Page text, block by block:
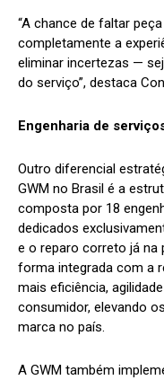
“A chance de faltar
completamente a
eliminar incertezas —
do serviço”, destaca
Engenharia de
Outro diferencial
GWM no Brasil é a
composta por 18
dedicados
e o reparo correto já na
forma integrada com a
mais eficiência,
consumidor, elevando
marca no país.
A GWM também